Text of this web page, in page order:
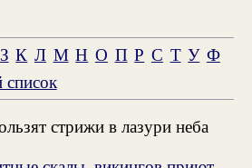
З К Л М Н О П Р С Т У Ф
стрижи в лазури неба